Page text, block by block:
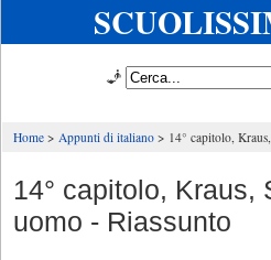
🧞
Home Appunti di italiano 14° capitolo,
14° capitolo, Kraus,
uomo - Riassunto